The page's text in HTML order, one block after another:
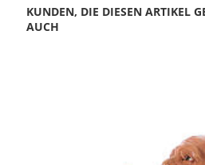
KUNDEN, DIE DIESEN ARTIKEL
AUCH